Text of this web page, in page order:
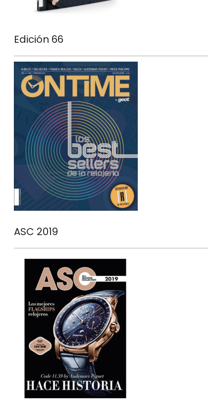
Edición 66
ASC 2019